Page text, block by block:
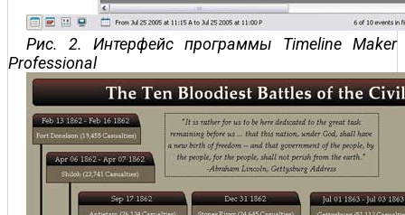
Рис. 2. Интерфейс программы Timeline Maker
Professional